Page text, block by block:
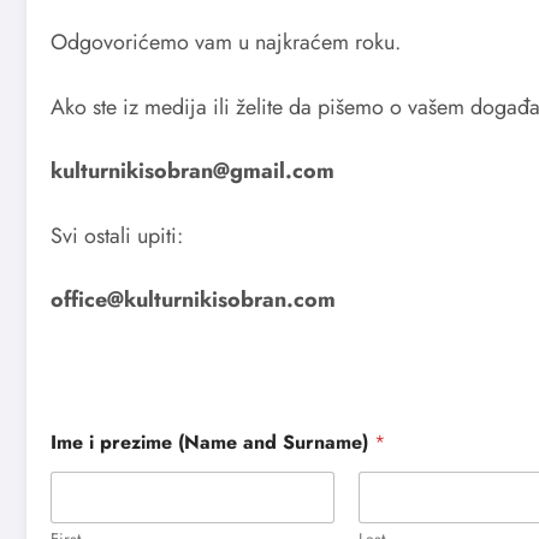
Odgovorićemo vam u najkraćem roku.
Ako ste iz medija ili želite da pišemo o vašem
kulturnikisobran@gmail.com
Svi ostali upiti:
office@kulturnikisobran.com
Ime i prezime (Name and Surname) *